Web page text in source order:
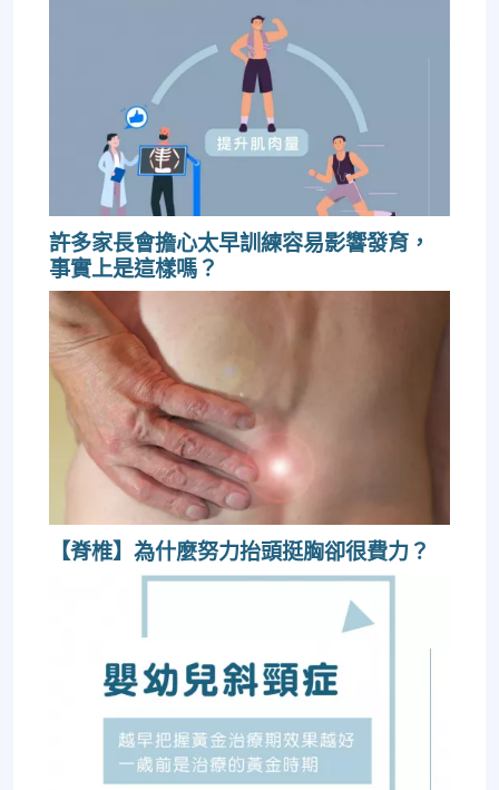
許多家長會擔心太早訓練容易影響發育，
事實上是這樣嗎？
【脊椎】為什麼努力抬頭挺胸卻很費力？